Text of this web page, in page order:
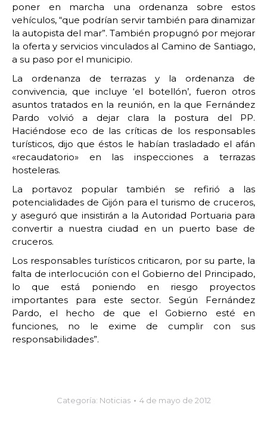
poner en marcha una ordenanza sobre estos
vehículos, “que podrían servir también para dinamizar
la autopista del mar”. También propugnó por mejorar
la oferta y servicios vinculados al Camino de Santiago,
a su paso por el municipio.
La ordenanza de terrazas y la ordenanza de
convivencia, que incluye ‘el botellón’, fueron otros
asuntos tratados en la reunión, en la que Fernández
Pardo volvió a dejar clara la postura del PP.
Haciéndose eco de las críticas de los responsables
turísticos, dijo que éstos le habían trasladado el afán
«recaudatorio» en las inspecciones a terrazas
hosteleras.
La portavoz popular también se refirió a las
potencialidades de Gijón para el turismo de cruceros,
y aseguró que insistirán a la Autoridad Portuaria para
convertir a nuestra ciudad en un puerto base de
cruceros.
Los responsables turísticos criticaron, por su parte, la
falta de interlocución con el Gobierno del Principado,
lo que está poniendo en riesgo proyectos
importantes para este sector. Según Fernández
Pardo, el hecho de que el Gobierno esté en
funciones, no le exime de cumplir con sus
responsabilidades”.
Categoría: Noticias 4 de mayo de 2012